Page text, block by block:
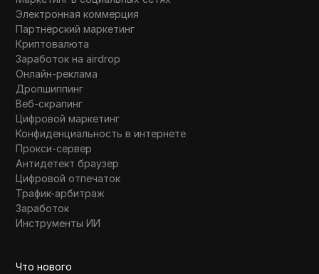
Электронная коммерция
Партнёрский маркетинг
Криптовалюта
Заработок на airdrop
Онлайн-реклама
Дропшиппинг
Веб-скрапинг
Цифровой маркетинг
Конфиденциальность в интернете
Прокси-сервер
Антидетект браузер
Цифровой отпечаток
Трафик-арбитраж
Заработок
Инструменты ИИ
Что нового